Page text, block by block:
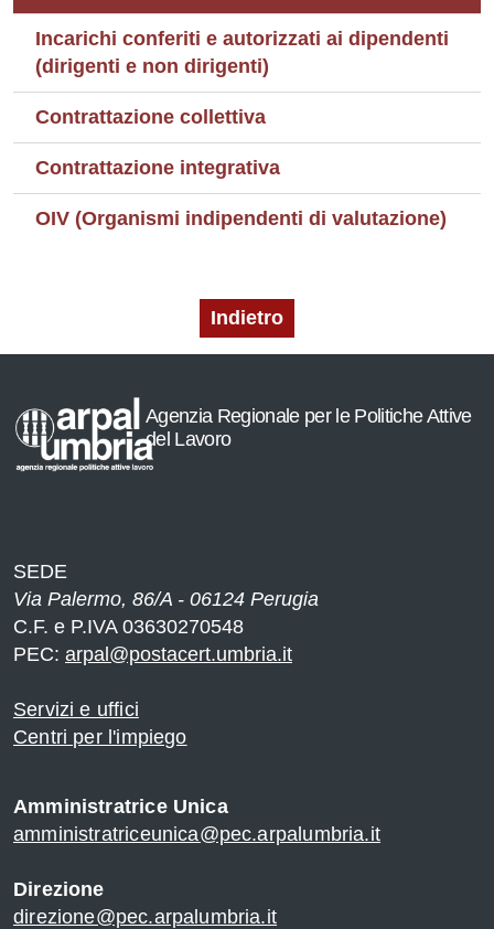
Incarichi conferiti e autorizzati ai dipendenti
(dirigenti e non dirigenti)
Contrattazione collettiva
Contrattazione integrativa
OIV (Organismi indipendenti di valutazione)
Indietro
Agenzia Regionale per le Politiche Attive
del Lavoro
SEDE
Via Palermo, 86/A - 06124 Perugia
C.F. e P.IVA 03630270548
PEC: arpal@postacert.umbria.it
Servizi e uffici
Centri per l'impiego
Amministratrice Unica
amministratriceunica@pec.arpalumbria.it
Direzione
direzione@pec.arpalumbria.it